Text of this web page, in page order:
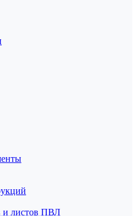
и листов ПВЛ